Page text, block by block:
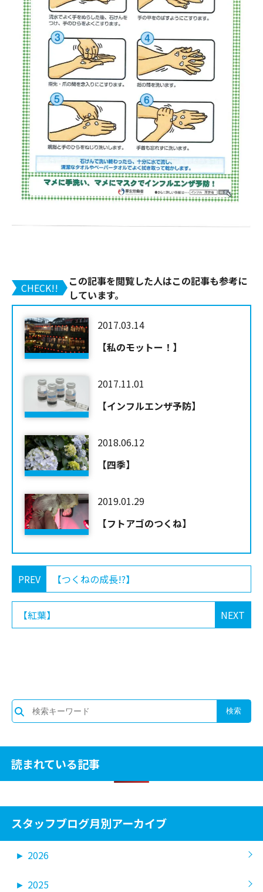
CHECK!!
この記事を閲覧した人はこの記事も参考に
しています。
2017.03.14
【私のモットー！】
2017.11.01
【インフルエンザ予防】
2018.06.12
【四季】
2019.01.29
【フトアゴのつくね】
PREV 【つくねの成長!?】
NEXT
【紅葉】
読まれている記事
スタッフブログ月別アーカイブ
► 2026
► 2025